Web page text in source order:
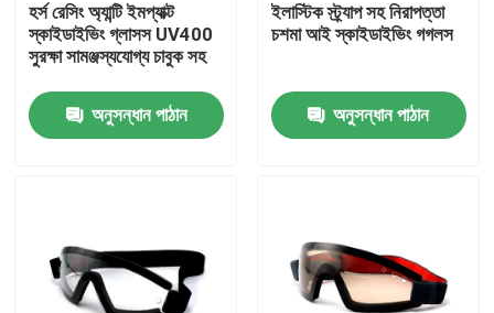
বাড়ি
আমাদের সম্পর্কে
হর্স রেসিং অ্যান্টি ইমপ্যাক্ট
স্কাইডাইভিং গ্লাসস UV400
সুরক্ষা সামঞ্জস্যযোগ্য চাবুক সহ
অনুসন্ধান পাঠান
ইলাস্টিক স্ট্র্যাপ সহ নিরাপত্তা
চশমা আই স্কাইডাইভিং গগলস
অনুসন্ধান পাঠান